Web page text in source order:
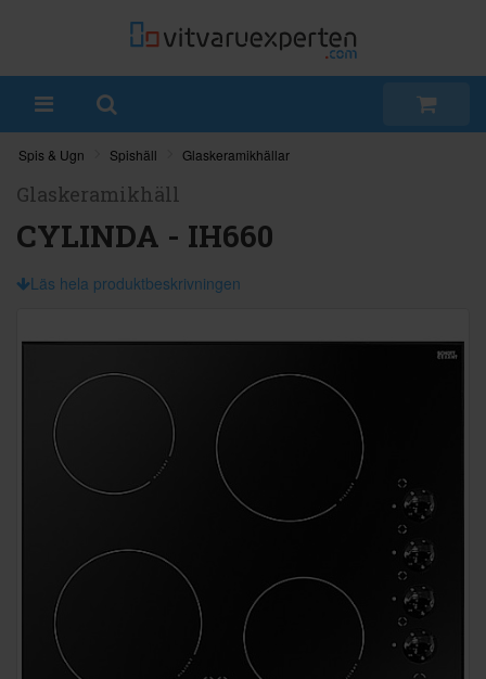
Spis & Ugn Spishäll Glaskeramikhällar
Glaskeramikhäll
CYLINDA - IH660
Läs hela produktbeskrivningen